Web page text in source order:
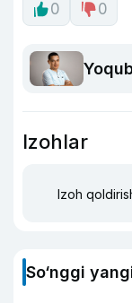
0 0
Izohlar
Izoh
So‘nggi